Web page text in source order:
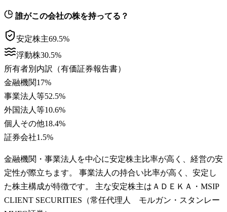
誰がこの会社の株を持ってる？
安定株主69.5%
浮動株30.5%
所有者別内訳（有価証券報告書）
金融機関17%
事業法人等52.5%
外国法人等10.6%
個人その他18.4%
証券会社1.5%
金融機関・事業法人を中心に安定株主比率が高く、経営の安
定性が際立ちます。 事業法人の持合い比率が高く、安定し
た株主構成が特徴です。 主な安定株主はＡＤＥＫＡ・MSIP
CLIENT SECURITIES（常任代理人 モルガン・スタンレー